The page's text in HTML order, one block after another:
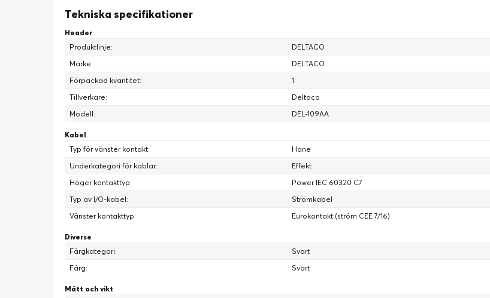
Tekniska specifikationer
Header
Produktlinje:
DELTACO
Märke:
DELTACO
Förpackad kvantitet:
1
Tillverkare:
Deltaco
Modell:
DEL-109AA
Kabel
Typ för vänster kontakt:
Hane
Underkategori för kablar:
Effekt
Höger kontakttyp:
Power IEC 60320 C7
Typ av I/O-kabel:
Strömkabel
Vänster kontakttyp:
Eurokontakt (ström CEE 7/16)
Diverse
Färgkategori:
Svart
Färg:
Svart
Mått och vikt